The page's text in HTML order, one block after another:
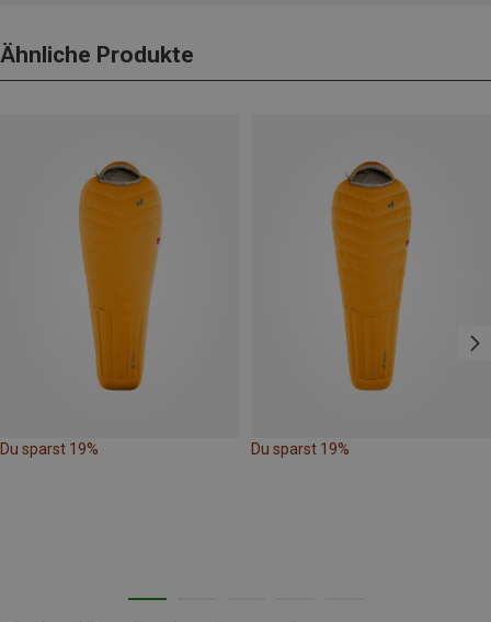
Ähnliche Produkte
Du sparst 19% Du sparst 19%